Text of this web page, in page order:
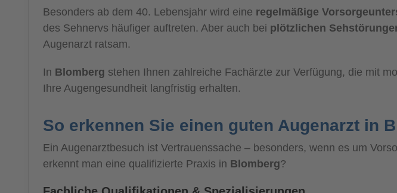
Besonders ab dem 40. Lebensjahr wird eine regelmäßige
des Sehnervs häufiger auftreten. Aber auch bei plötzlichen
Augenarzt ratsam.
In Blomberg stehen Ihnen zahlreiche Fachärzte zur Verfügung, die mit
Ihre Augengesundheit langfristig erhalten.
So erkennen Sie einen guten Augenarzt in
Ein Augenarztbesuch ist Vertrauenssache – besonders, wenn es um
erkennt man eine qualifizierte Praxis in Blomberg?